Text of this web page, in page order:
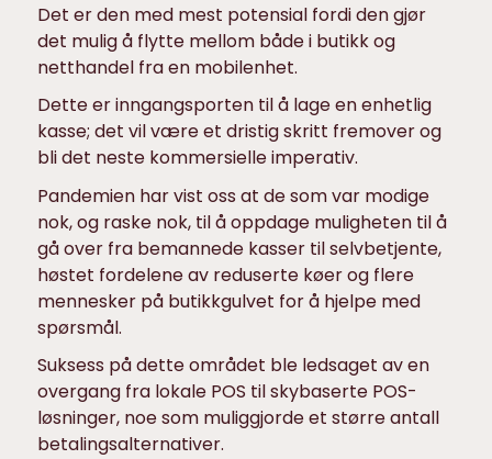
Det er den med mest potensial fordi den gjør
det mulig å flytte mellom både i butikk og
netthandel fra en mobilenhet.
Dette er inngangsporten til å lage en enhetlig
kasse; det vil være et dristig skritt fremover og
bli det neste kommersielle imperativ.
Pandemien har vist oss at de som var modige
nok, og raske nok, til å oppdage muligheten til å
gå over fra bemannede kasser til selvbetjente,
høstet fordelene av reduserte køer og flere
mennesker på butikkgulvet for å hjelpe med
spørsmål.
Suksess på dette området ble ledsaget av en
overgang fra lokale POS til skybaserte POS-
løsninger, noe som muliggjorde et større antall
betalingsalternativer.